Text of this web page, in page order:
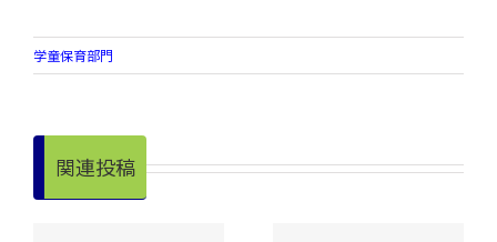
学童保育部門
関連投稿